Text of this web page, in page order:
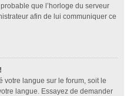
que l’horloge du serveur
afin de lui communiquer ce
votre langue sur le forum, soit le
langue. Essayez de demander